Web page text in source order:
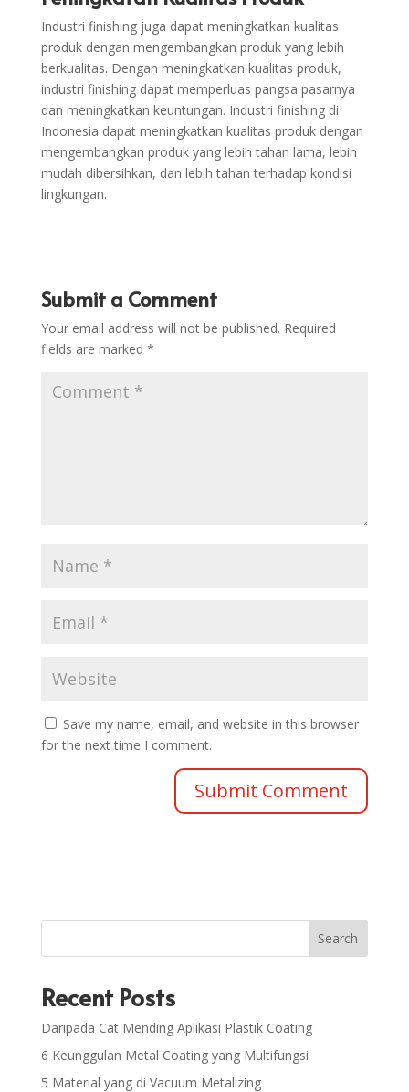
Industri finishing juga dapat meningkatkan kualitas
produk dengan mengembangkan produk yang lebih
berkualitas. Dengan meningkatkan kualitas produk,
industri finishing dapat memperluas pangsa pasarnya
dan meningkatkan keuntungan. Industri finishing di
Indonesia dapat meningkatkan kualitas produk dengan
mengembangkan produk yang lebih tahan lama, lebih
mudah dibersihkan, dan lebih tahan terhadap kondisi
lingkungan.
Submit a Comment
Your email address will not be published. Required
fields are marked *
Save my name, email, and website in this browser
for the next time I comment.
Search
Recent Posts
Daripada Cat Mending Aplikasi Plastik Coating
6 Keunggulan Metal Coating yang Multifungsi
5 Material yang di Vacuum Metalizing